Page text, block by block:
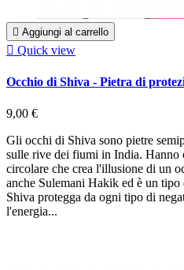
 Aggiungi al carrello
 Quick view
Occhio di Shiva - Pietra di
9,00 €
Gli occhi di Shiva sono pietre
sulle rive dei fiumi in India. Hanno
circolare che crea l'illusione di un
anche Sulemani Hakik ed è un
Shiva protegga da ogni tipo di
l'energia...